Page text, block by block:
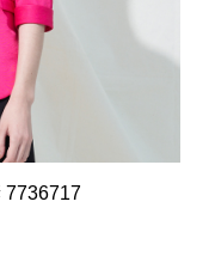
7736717